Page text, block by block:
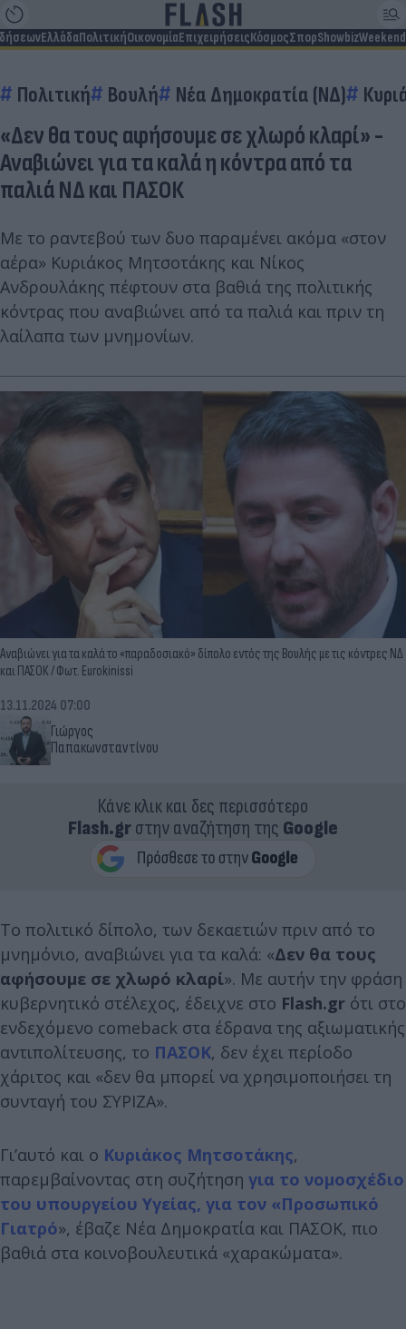
ΕλλάδαΠολιτικήΟικονομίαΕπιχειρήσειςΚόσμοςΣπορShowbizWeekend
Πολιτική Βουλή Νέα Δημοκρατία (ΝΔ)
«Δεν θα τους αφήσουμε σε χλωρό κλαρί» -
Αναβιώνει για τα καλά η κόντρα από τα
παλιά ΝΔ και ΠΑΣΟΚ
Με το ραντεβού των δυο παραμένει ακόμα «στον
αέρα» Κυριάκος Μητσοτάκης και Νίκος
Ανδρουλάκης πέφτουν στα βαθιά της πολιτικής
κόντρας που αναβιώνει από τα παλιά και πριν τη
λαίλαπα των μνημονίων.
Αναβιώνει για τα καλά το «παραδοσιακό» δίπολο εντός της Βουλής με τις κόντρες ΝΔ
και ΠΑΣΟΚ / Φωτ. Eurokinissi
Γιώργος
Παπακωνσταντίνου
13.11.2024 07:00
Κάνε κλικ και δες περισσότερο
Flash.grστην αναζήτηση της Google
Το πολιτικό δίπολο, των δεκαετιών πριν από το
μνημόνιο, αναβιώνει για τα καλά: «Δεν θα τους
αφήσουμε σε χλωρό κλαρί». Με αυτήν την φράση
κυβερνητικό στέλεχος, έδειχνε στο Flash.gr ότι στο
ενδεχόμενο comeback στα έδρανα της αξιωματικής
αντιπολίτευσης, το ΠΑΣΟΚ, δεν έχει περίοδο
χάριτος και «δεν θα μπορεί να χρησιμοποιήσει τη
συνταγή του ΣΥΡΙΖΑ».
Γι’αυτό και ο Κυριάκος Μητσοτάκης,
παρεμβαίνοντας στη συζήτηση για το νομοσχέδιο
του υπουργείου Υγείας, για τον «Προσωπικό
Γιατρό», έβαζε Νέα Δημοκρατία και ΠΑΣΟΚ, πιο
βαθιά στα κοινοβουλευτικά «χαρακώματα».